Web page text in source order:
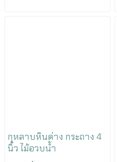
กุหลาบหินด่าง กระถาง 4
นิ้ว ไม้อวบน้ำ